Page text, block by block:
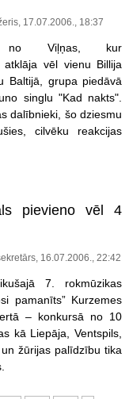
17.07.2006., 18:37
no Viļņas, kur
atklāja vēl vienu Billija
Baltijā, grupa piedāvā
singlu "Kad nakts".
dalībnieki, šo dziesmu
cilvēku reakcijas
pievieno vēl 4
16.07.2006., 22:42
7. rokmūzikas
pamanīts” Kurzemes
– konkursā no 10
kā Liepāja, Ventspils,
žūrijas palīdzību tika